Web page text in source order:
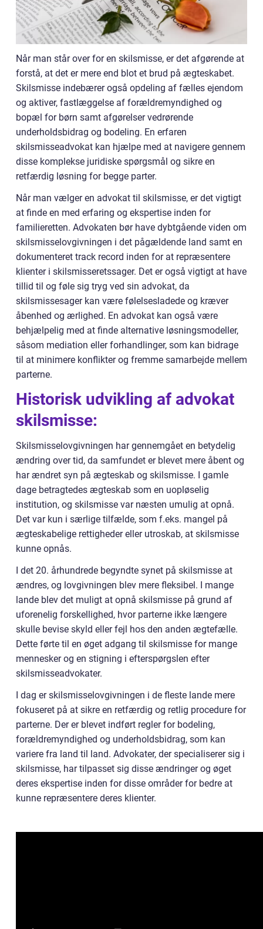
Når man står over for en skilsmisse, er det afgørende at
forstå, at det er mere end blot et brud på ægteskabet.
Skilsmisse indebærer også opdeling af fælles ejendom
og aktiver, fastlæggelse af forældremyndighed og
bopæl for børn samt afgørelser vedrørende
underholdsbidrag og bodeling. En erfaren
skilsmisseadvokat kan hjælpe med at navigere gennem
disse komplekse juridiske spørgsmål og sikre en
retfærdig løsning for begge parter.
Når man vælger en advokat til skilsmisse, er det vigtigt
at finde en med erfaring og ekspertise inden for
familieretten. Advokaten bør have dybtgående viden om
skilsmisselovgivningen i det pågældende land samt en
dokumenteret track record inden for at repræsentere
klienter i skilsmisseretssager. Det er også vigtigt at have
tillid til og føle sig tryg ved sin advokat, da
skilsmissesager kan være følelsesladede og kræver
åbenhed og ærlighed. En advokat kan også være
behjælpelig med at finde alternative løsningsmodeller,
såsom mediation eller forhandlinger, som kan bidrage
til at minimere konflikter og fremme samarbejde mellem
parterne.
Historisk udvikling af advokat
skilsmisse:
Skilsmisselovgivningen har gennemgået en betydelig
ændring over tid, da samfundet er blevet mere åbent og
har ændret syn på ægteskab og skilsmisse. I gamle
dage betragtedes ægteskab som en uopløselig
institution, og skilsmisse var næsten umulig at opnå.
Det var kun i særlige tilfælde, som f.eks. mangel på
ægteskabelige rettigheder eller utroskab, at skilsmisse
kunne opnås.
I det 20. århundrede begyndte synet på skilsmisse at
ændres, og lovgivningen blev mere fleksibel. I mange
lande blev det muligt at opnå skilsmisse på grund af
uforenelig forskellighed, hvor parterne ikke længere
skulle bevise skyld eller fejl hos den anden ægtefælle.
Dette førte til en øget adgang til skilsmisse for mange
mennesker og en stigning i efterspørgslen efter
skilsmisseadvokater.
I dag er skilsmisselovgivningen i de fleste lande mere
fokuseret på at sikre en retfærdig og retlig procedure for
parterne. Der er blevet indført regler for bodeling,
forældremyndighed og underholdsbidrag, som kan
variere fra land til land. Advokater, der specialiserer sig i
skilsmisse, har tilpasset sig disse ændringer og øget
deres ekspertise inden for disse områder for bedre at
kunne repræsentere deres klienter.